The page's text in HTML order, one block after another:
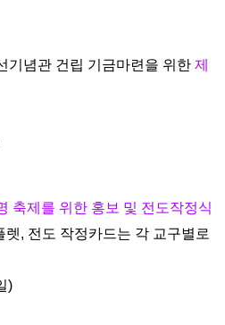
기념관 건립 기금마련을 위한 제
축제를 위한 홍보 및 전도작정식
렛, 전도 작정카드는 각 교구별로
)